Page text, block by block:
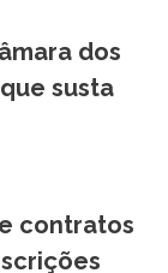
dos
susta
contratos